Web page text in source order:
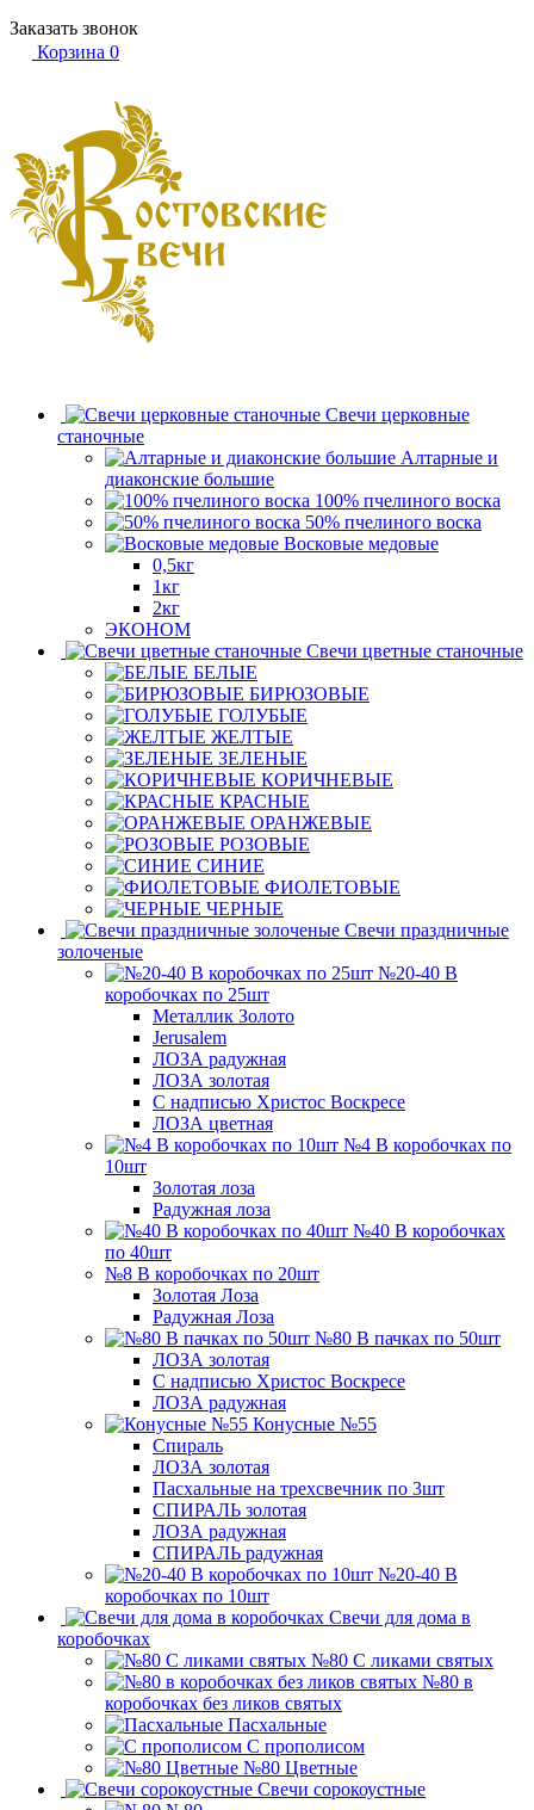
Заказать звонок
Корзина 0
Свечи церковные
станочные
Алтарные и
диаконские большие
100% пчелиного воска
50% пчелиного воска
Восковые медовые
0,5кг
1кг
2кг
ЭКОНОМ
Свечи цветные станочные
БЕЛЫЕ
БИРЮЗОВЫЕ
ГОЛУБЫЕ
ЖЕЛТЫЕ
ЗЕЛЕНЫЕ
КОРИЧНЕВЫЕ
КРАСНЫЕ
ОРАНЖЕВЫЕ
РОЗОВЫЕ
СИНИЕ
ФИОЛЕТОВЫЕ
ЧЕРНЫЕ
Свечи праздничные
золоченые
№20-40 В
коробочках по 25шт
Металлик Золото
Jerusalem
ЛОЗА радужная
ЛОЗА золотая
С надписью Христос Воскресе
ЛОЗА цветная
№4 В коробочках по
10шт
Золотая лоза
Радужная лоза
№40 В коробочках
по 40шт
№8 В коробочках по 20шт
Золотая Лоза
Радужная Лоза
№80 В пачках по 50шт
ЛОЗА золотая
С надписью Христос Воскресе
ЛОЗА радужная
Конусные №55
Спираль
ЛОЗА золотая
Пасхальные на трехсвечник по 3шт
СПИРАЛЬ золотая
ЛОЗА радужная
СПИРАЛЬ радужная
№20-40 В
коробочках по 10шт
Свечи для дома в
коробочках
№80 С ликами святых
№80 в
коробочках без ликов святых
Пасхальные
С прополисом
№80 Цветные
Свечи сорокоустные